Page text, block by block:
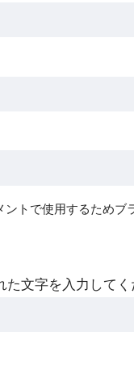
ントで使用するためブ
た文字を入力してく